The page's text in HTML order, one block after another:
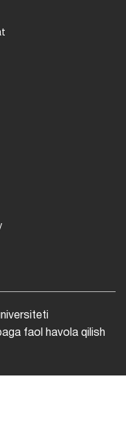
faol havola qilish